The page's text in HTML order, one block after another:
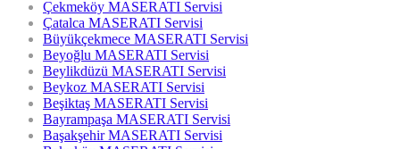
Çekmeköy MASERATI Servisi
Çatalca MASERATI Servisi
Büyükçekmece MASERATI Servisi
Beyoğlu MASERATI Servisi
Beylikdüzü MASERATI Servisi
Beykoz MASERATI Servisi
Beşiktaş MASERATI Servisi
Bayrampaşa MASERATI Servisi
Başakşehir MASERATI Servisi